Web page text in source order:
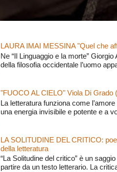
LAURA IMAI MESSINA "Quel che
Ne “Il Linguaggio e la morte”
della filosofia occidentale l’uomo
"FUOCO AL CIELO" Viola Di Grado
La letteratura funziona come
una energia invisibile e potente e a
LA SOLITUDINE DEL CRITICO:
della letteratura
“La Solitudine del critico” è un
partire da un testo letterario. La